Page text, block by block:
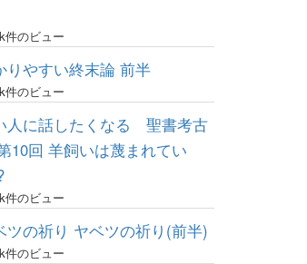
件のビュー
りやすい終末論 前半
件のビュー
人に話したくなる 聖書考古
10回 羊飼いは蔑まれてい
件のビュー
ツの祈り ヤベツの祈り(前半)
件のビュー